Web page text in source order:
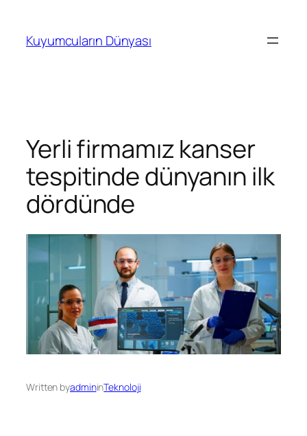
Kuyumcuların Dünyası
Yerli firmamız kanser
tespitinde dünyanın ilk
dördünde
Written byadmininTeknoloji